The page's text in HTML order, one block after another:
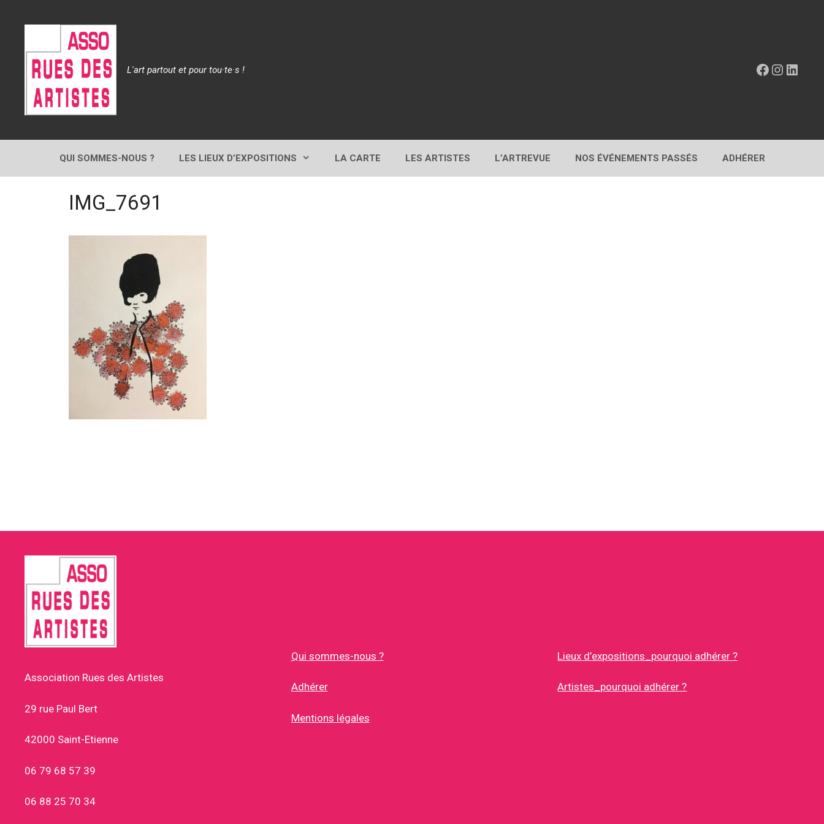
L'art partout et pour tou·te·s ! Facebook
QUI SOMMES-NOUS ? LES LIEUX D’EXPOSITIONS LA CARTE LES ARTISTES L’ARTREVUE NOS ÉVÉNEMENTS PASSÉS ADHÉRER
IMG_7691
Association Rues des Artistes
29 rue Paul Bert
42000 Saint-Etienne
06 79 68 57 39
06 88 25 70 34
Qui sommes-nous ?
Adhérer
Mentions légales
Lieux d’expositions_pourquoi adhérer ?
Artistes_pourquoi adhérer ?